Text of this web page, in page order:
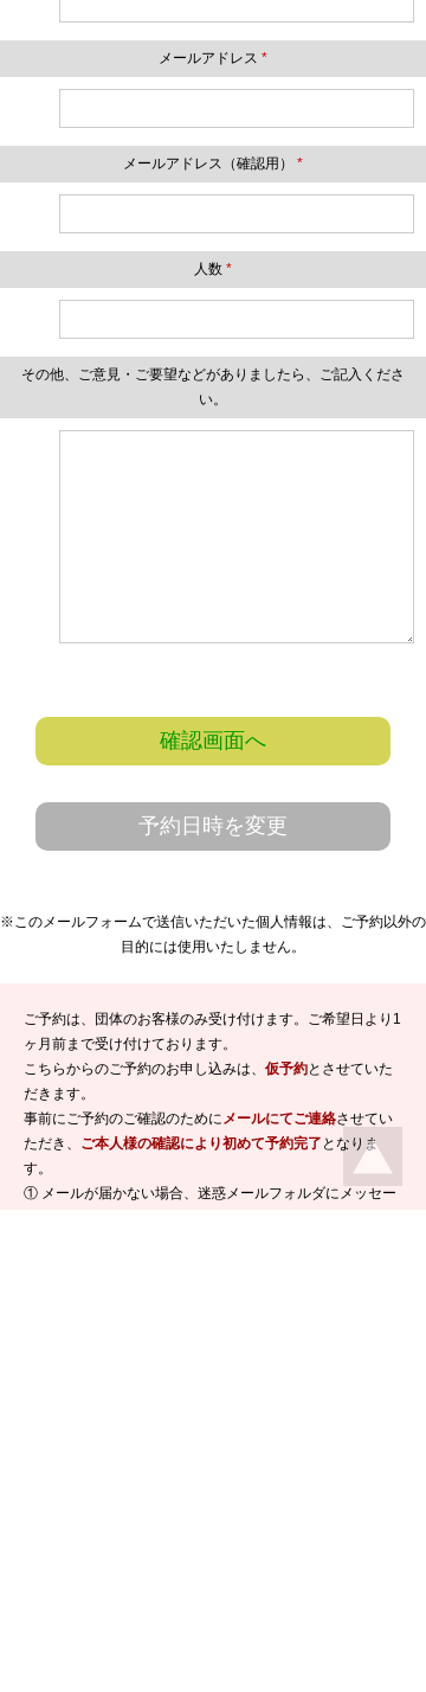
メールアドレス *
メールアドレス（確認用） *
人数 *
その他、ご意見・ご要望などがありましたら、ご記入くださ
い。
確認画面へ
予約日時を変更
※このメールフォームで送信いただいた個人情報は、ご予約以外の
目的には使用いたしません。
ご予約は、団体のお客様のみ受け付けます。ご希望日より1
ヶ月前まで受け付けております。
こちらからのご予約のお申し込みは、 仮予約とさせていた
だきます。
事前にご予約のご確認のためにメールにてご連絡させてい
ただき、 ご本人様の確認により初めて予約完了 となりま
す。
① メールが届かない場合、迷惑メールフォルダにメッセー